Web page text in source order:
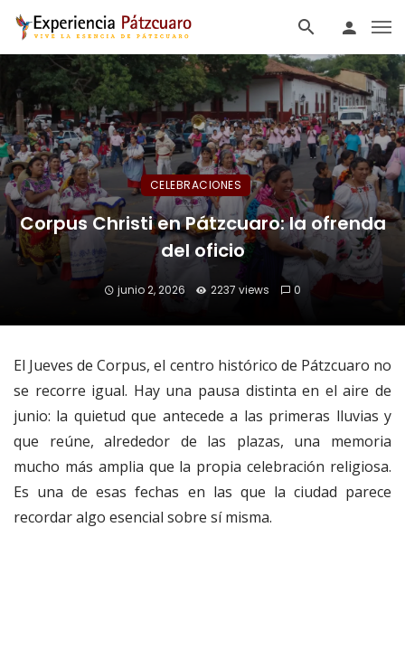
CELEBRACIONES
Corpus Christi en Pátzcuaro: la ofrenda
del oficio
junio 2, 2026 2237 views 0
El Jueves de Corpus, el centro histórico de Pátzcuaro no
se recorre igual. Hay una pausa distinta en el aire de
junio: la quietud que antecede a las primeras lluvias y
que reúne, alrededor de las plazas, una memoria
mucho más amplia que la propia celebración religiosa.
Es una de esas fechas en las que la ciudad parece
recordar algo esencial sobre sí misma.